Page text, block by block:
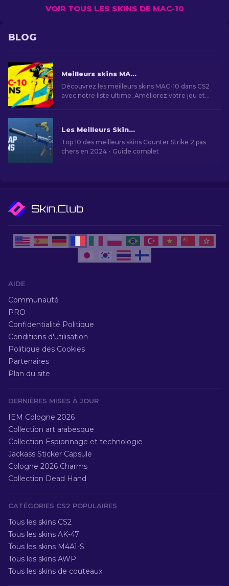
VOIR TOUS LES SKINS DE MAC-10
BLOG
Meilleurs skins MAC-10 dans CS2 : Liste classée [2026]
Découvrez les meilleurs skins MAC-10 dans CS2
avec notre liste ultime. Améliorez votre jeu et
Les Meilleurs Skins Bon Marché dans CS2 [2026]
Top 10 des meilleurs skins Counter Strike 2 pas
chers en 2024 - Guide complet
AIDE
Communauté
PRO
Confidentialité Politique
Conditions d'utilisation
Politique des Cookies
Partenaires
Plan du site
DERNIÈRES MISES À JOUR
IEM Cologne 2026
Collection art arabesque
Collection Espionnage et technologie
Jackass Sticker Capsule
Cologne 2026 Charms
Collection Dead Hand
CATÉGORIES CS2 POPULAIRES
Tous les skins CS2
Tous les skins AK-47
Tous les skins M4A1-S
Tous les skins AWP
Tous les skins de couteaux